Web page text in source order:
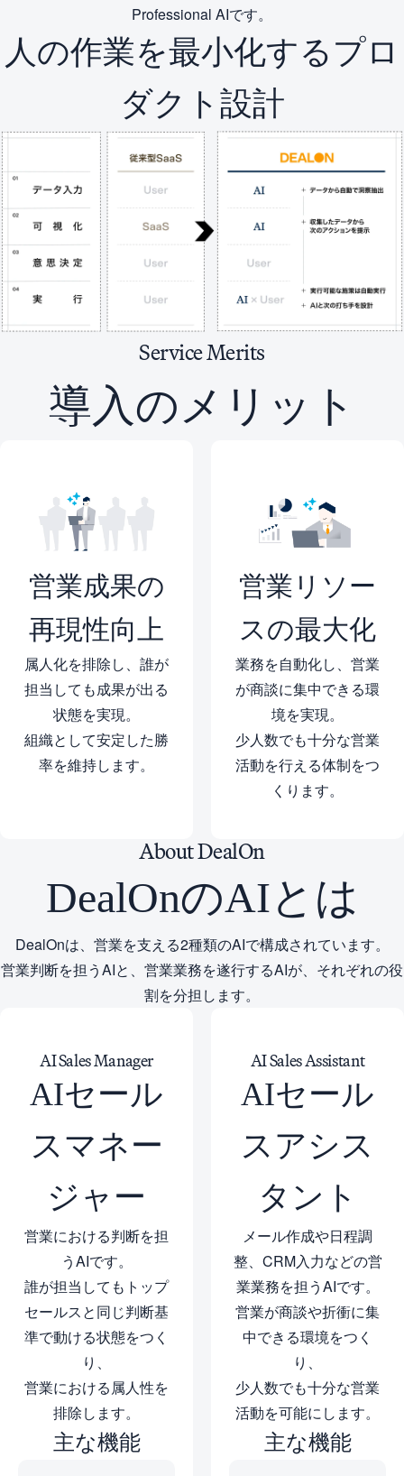
Professional AIです。
人の作業を最小化するプロ
ダクト設計
ServiceMerits
導入のメリット
営業成果の
再現性向上
属人化を排除し、誰が
担当しても成果が出る
状態を実現。
組織として安定した勝
率を維持します。
営業リソー
スの最大化
業務を自動化し、営業
が商談に集中できる環
境を実現。
少人数でも十分な営業
活動を行える体制をつ
くります。
AboutDealOn
DealOnのAIとは
DealOnは、営業を支える2種類のAIで構成されています。
営業判断を担うAIと、営業業務を遂行するAIが、それぞれの役
割を分担します。
AI SalesManager
AIセール
スマネー
ジャー
営業における判断を担
うAIです。
誰が担当してもトップ
セールスと同じ判断基
準で動ける状態をつく
り、
営業における属人性を
排除します。
主な機能
AI SalesAssistant
AIセール
スアシス
タント
メール作成や日程調
整、CRM入力などの営
業業務を担うAIです。
営業が商談や折衝に集
中できる環境をつく
り、
少人数でも十分な営業
活動を可能にします。
主な機能